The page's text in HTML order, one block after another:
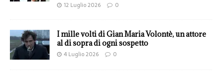
12 Luglio 2026 0
I mille volti di Gian Maria Volontè, un attore
al di sopra di ogni sospetto
4 Luglio 2026 0